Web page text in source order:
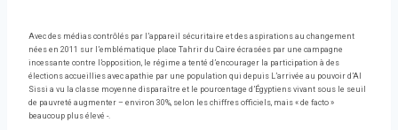
Avec des médias contrôlés par l’appareil sécuritaire et des aspirations au changement
nées en 2011 sur l’emblématique place Tahrir du Caire écrasées par une campagne
incessante contre l’opposition, le régime a tenté d’encourager la participation à des
élections accueillies avec apathie par une population qui depuis L’arrivée au pouvoir d’Al
Sissi a vu la classe moyenne disparaître et le pourcentage d’Égyptiens vivant sous le seuil
de pauvreté augmenter – environ 30%, selon les chiffres officiels, mais « de facto »
beaucoup plus élevé -.